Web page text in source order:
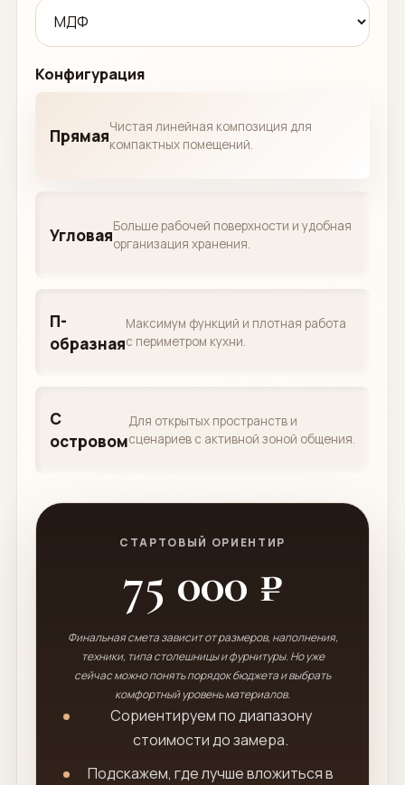
Конфигурация
ПрямаяЧистая линейная композиция для
компактных помещений.
УгловаяБольше рабочей поверхности и удобная
организация хранения.
П-
образная
Максимум функций и плотная работа
с периметром кухни.
С
островом
Для открытых пространств и
сценариев с активной зоной общения.
СТАРТОВЫЙ ОРИЕНТИР
75 000 ₽
Финальная смета зависит от размеров, наполнения,
техники, типа столешницы и фурнитуры. Но уже
сейчас можно понять порядок бюджета и выбрать
комфортный уровень материалов.
Сориентируем по диапазону
стоимости до замера.
Подскажем, где лучше вложиться в